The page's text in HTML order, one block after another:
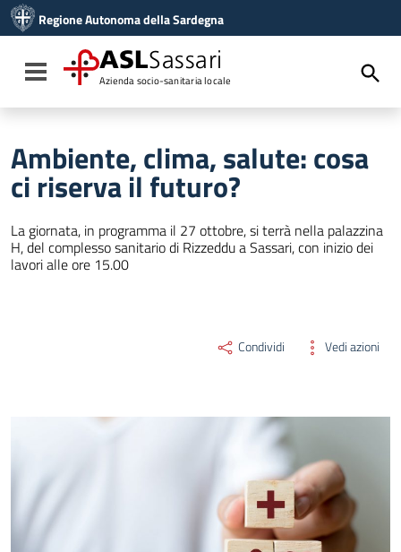
Vai al menu di navigazione
Vai al footer
Regione Autonoma della Sardegna
Toggle navigation
ASLSassari
Azienda socio-sanitaria locale
Ambiente, clima, salute: cosa
ci riserva il futuro?
La giornata, in programma il 27 ottobre, si terrà nella palazzina
H, del complesso sanitario di Rizzeddu a Sassari, con inizio dei
lavori alle ore 15.00
Condividi Vedi azioni